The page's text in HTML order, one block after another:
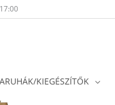
KIEGÉSZÍTŐK